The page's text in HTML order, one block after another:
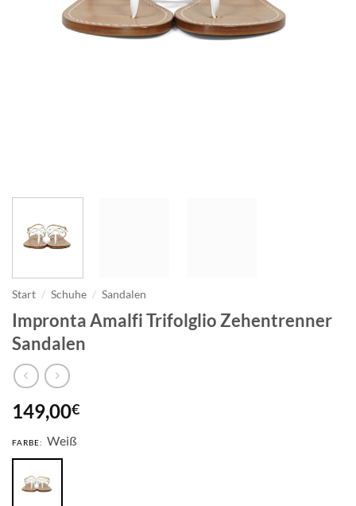
Start / Schuhe / Sandalen
Impronta Amalfi Trifolglio Zehentrenner
Sandalen
149,00€
FARBE: Weiß